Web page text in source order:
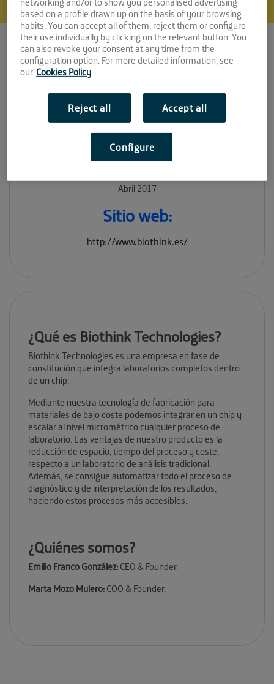
Biothink
Technologies
Espacio:
Convocatoria:
Abril 2017
Sitio web:
http://www.biothink.es/
¿Qué es Biothink Technologies?
Biothink Technologies es una empresa en fase de
constitución que integra laboratorios completos dentro
de un chip.
Mediante nuestra tecnología de fabricación para
materiales de bajo coste podemos integrar en un chip y
escalar al nivel micrométrico cualquier proceso de
laboratorio. Las ventajas de nuestro producto es la
reducción de espacio, tiempo del proceso y coste,
respecto a un laboratorio de análisis tradicional.
Además, se consigue automatizar todo el proceso de
diagnóstico y de interpretación de los resultados,
haciendo estos procesos más accesibles.
¿Quiénes somos?
Emilio Franco González: CEO & Founder.
Marta Mozo Mulero: COO & Founder.
based on a profile drawn up on the basis of your browsing
habits. You can accept all of them, reject them or configure
their use individually by clicking on the relevant button. You
can also revoke your consent at any time from the
configuration option. For more detailed information, see
our Cookies Policy
Reject all Accept all
Configure